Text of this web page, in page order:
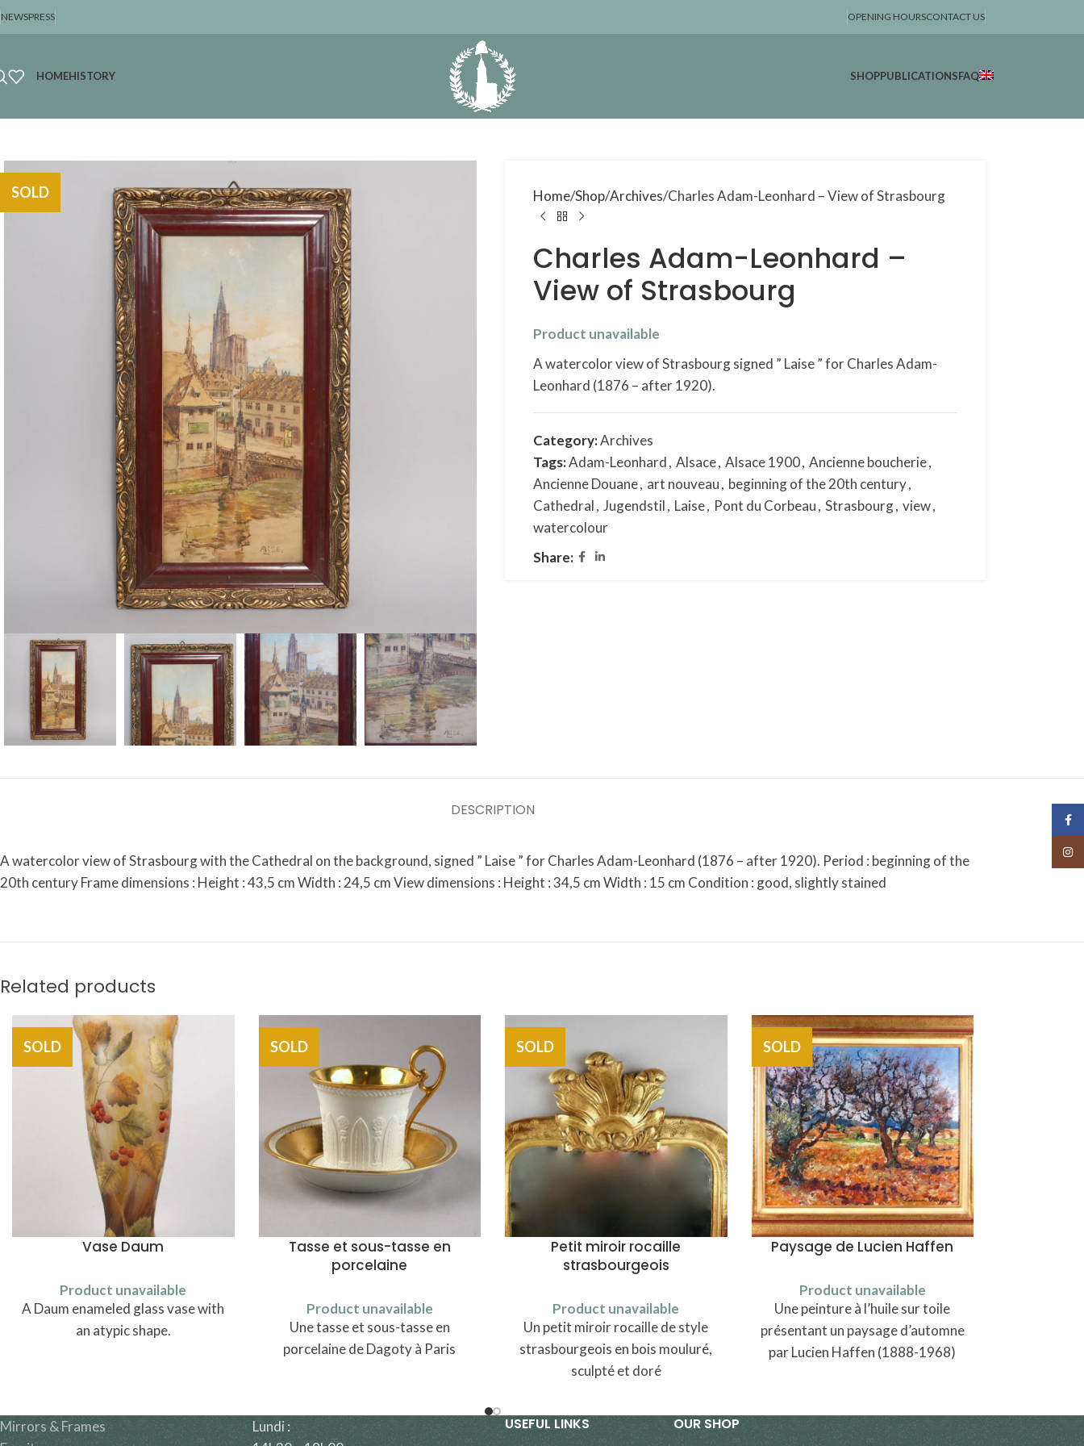
NEWSPRESS OPENING HOURSCONTACT US
HOMEHISTORY SHOPPUBLICATIONSFAQ
SOLD Home Shop Archives Charles Adam-Leonhard – View of Strasbourg
Charles Adam-Leonhard –
View of Strasbourg
Product unavailable
A watercolor view of Strasbourg signed ” Laise ” for Charles Adam-
Leonhard (1876 – after 1920).
Category:Archives
Tags:Adam-Leonhard, Alsace, Alsace 1900, Ancienne boucherie,
Ancienne Douane, art nouveau, beginning of the 20th century,
Cathedral, Jugendstil, Laise, Pont du Corbeau, Strasbourg, view,
watercolour
Share:
DESCRIPTION
A watercolor view of Strasbourg with the Cathedral on the background, signed ” Laise ” for Charles Adam-Leonhard (1876 – after 1920). Period : beginning of the
20th century Frame dimensions : Height : 43,5 cm Width : 24,5 cm View dimensions : Height : 34,5 cm Width : 15 cm Condition : good, slightly stained
Related products
SOLD
Vase Daum
Product unavailable
A Daum enameled glass vase with
an atypic shape.
SOLD
Tasse et sous-tasse en
porcelaine
Product unavailable
Une tasse et sous-tasse en
porcelaine de Dagoty à Paris
SOLD
Petit miroir rocaille
strasbourgeois
Product unavailable
Un petit miroir rocaille de style
strasbourgeois en bois mouluré,
sculpté et doré
SOLD
Paysage de Lucien Haffen
Product unavailable
Une peinture à l’huile sur toile
présentant un paysage d’automne
par Lucien Haffen (1888-1968)
Mirrors & Frames
Lundi :
USEFUL LINKS OUR SHOP